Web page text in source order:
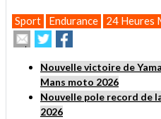
Sport Endurance 24 Heures
Envoyer
cet
article
Partager
sur
Twitter
sur
Facebook
Nouvelle victoire de
Mans moto 2026
Nouvelle pole record de
2026